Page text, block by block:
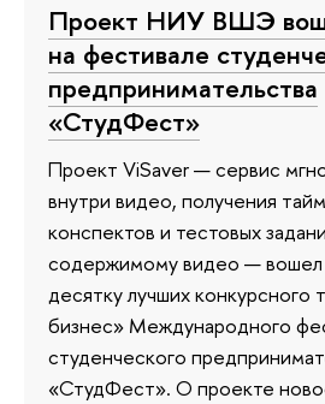
Проект НИУ ВШЭ
на фестивале
предпринимательства
«СтудФест»
Проект ViSaver — сервис
внутри видео, получения
конспектов и тестовых
содержимому видео — вошел
десятку лучших конкурсного
бизнес» Международного
студенческого
«СтудФест». О проекте